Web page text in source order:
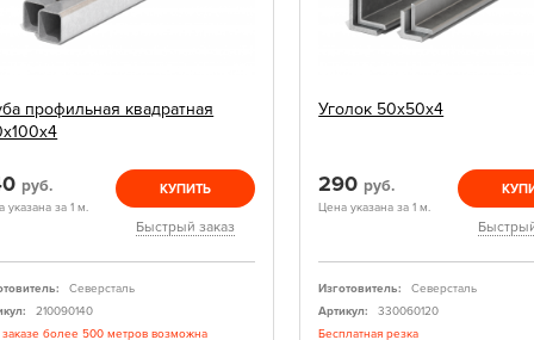
профильная квадратная
руб.
указана за 1 м.
КУПИТЬ
Быстрый заказ
Северсталь
210090140
более 500 метров возможна
Уголок 50х50х4
290 руб.
Цена указана за 1 м.
Изготовитель:
Северсталь
Артикул:
330060120
Бесплатная резка